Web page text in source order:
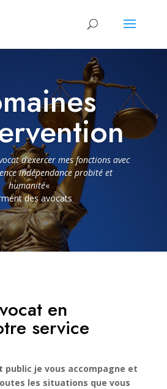
d’exercer mes fonctions avec
indépendance probité et
humanité«
des avocats
en
service
public je vous accompagne et
les situations que vous